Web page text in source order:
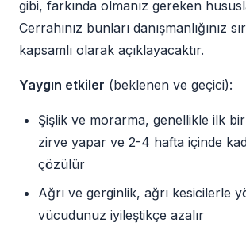
gibi, farkında olmanız gereken
Cerrahınız bunları danışmanlığınız
kapsamlı olarak açıklayacaktır.
Yaygın etkiler (beklenen ve geçici):
Şişlik ve morarma, genellikle ilk
zirve yapar ve 2-4 hafta içinde
çözülür
Ağrı ve gerginlik, ağrı kesicilerle
vücudunuz iyileştikçe azalır